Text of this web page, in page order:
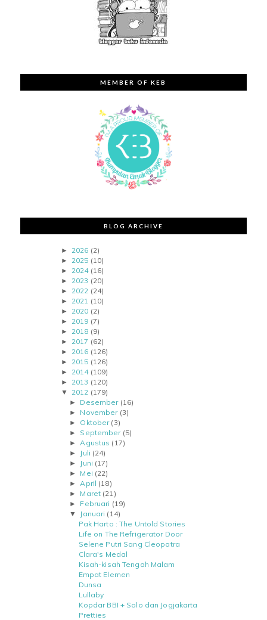
MEMBER OF KEB
BLOG ARCHIVE
► 2026 (2)
► 2025 (10)
► 2024 (16)
► 2023 (20)
► 2022 (24)
► 2021 (10)
► 2020 (2)
► 2019 (7)
► 2018 (9)
► 2017 (62)
► 2016 (126)
► 2015 (126)
► 2014 (109)
► 2013 (120)
▼ 2012 (179)
► Desember (16)
► November (3)
► Oktober (3)
► September (5)
►Agustus (17)
► Juli (24)
► Juni (17)
► Mei (22)
►April (18)
► Maret (21)
► Februari (19)
▼ Januari (14)
Pak Harto : The Untold Stories
Life on The Refrigerator Door
Selene Putri Sang Cleopatra
Clara's Medal
Kisah-kisah Tengah Malam
Empat Elemen
Dunsa
Lullaby
Kopdar BBI + Solo dan Jogjakarta
Pretties